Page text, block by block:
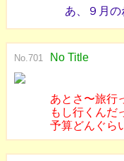
あ、９月の
No.701 No Title
あとさ〜旅行
もし行くんだ
予算どんぐら